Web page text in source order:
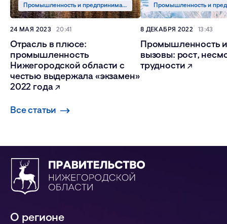
Отрасль в плюсе:
промышленность
Нижегородской области с
честью выдержала «экзамен»
2022 года
Промышленность и предпринимательство
24 МАЯ 2023 20:41
Промышленность
вызовы: рост,
трудности
8 ДЕКАБРЯ 2022 13:43
Все статьи
О регионе